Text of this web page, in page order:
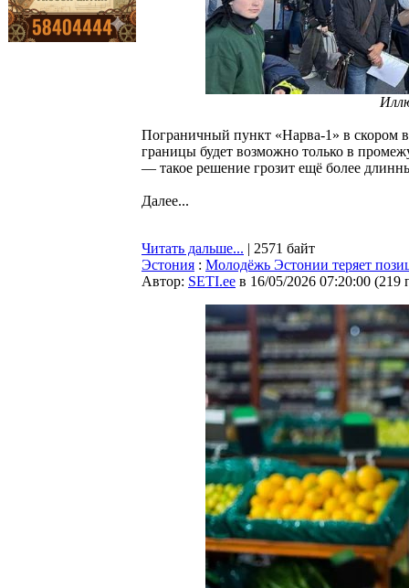
Пограничный пункт «Нарва-1» в скором
границы будет возможно только в
— такое решение грозит ещё более
Далее...
Читать дальше... | 2571 байт
Эстония : Молодёжь Эстонии теряет
Автор: SETI.ee в 16/05/2026 07:20:00 (219